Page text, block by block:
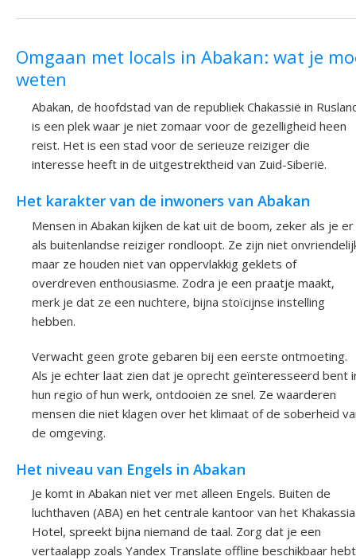
Omgaan met locals in Abakan: wat je
weten
Abakan, de hoofdstad van de republiek Chakassië in
is een plek waar je niet zomaar voor de gezelligheid heen
reist. Het is een stad voor de serieuze reiziger die
interesse heeft in de uitgestrektheid van Zuid-Siberië.
Het karakter van de inwoners van Abakan
Mensen in Abakan kijken de kat uit de boom, zeker als je er
als buitenlandse reiziger rondloopt. Ze zijn niet
maar ze houden niet van oppervlakkig geklets of
overdreven enthousiasme. Zodra je een praatje maakt,
merk je dat ze een nuchtere, bijna stoïcijnse instelling
hebben.
Verwacht geen grote gebaren bij een eerste ontmoeting.
Als je echter laat zien dat je oprecht geïnteresseerd bent
hun regio of hun werk, ontdooien ze snel. Ze waarderen
mensen die niet klagen over het klimaat of de soberheid
de omgeving.
Het niveau van Engels in Abakan
Je komt in Abakan niet ver met alleen Engels. Buiten de
luchthaven (ABA) en het centrale kantoor van het Khakassia
Hotel, spreekt bijna niemand de taal. Zorg dat je een
vertaalapp zoals Yandex Translate offline beschikbaar hebt